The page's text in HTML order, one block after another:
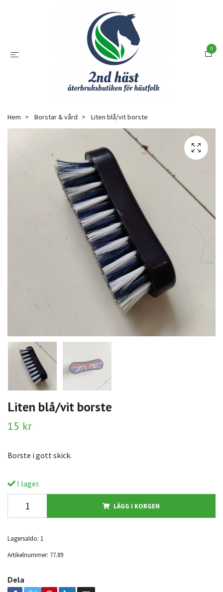
0
Hem Borstar & vård Liten blå/vit borste
Liten blå/vit borste
15 kr
Borste i gott skick.
I lager.
LÄGG I KORGEN
Lagersaldo: 1
Artikelnummer: 77.89
Dela